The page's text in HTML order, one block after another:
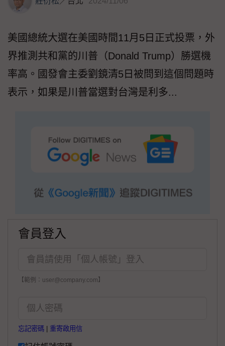
美國總統大選在美國時間11月5日正式投票，外
界推測共和黨的川普（Donald Trump）勝選機
率高。國發會主委劉鏡清5日被問到這個問題時
表示，如果是川普當選對台灣是利多...
會員登入
【範例：user@company.com】
忘記密碼 重寄啟用信